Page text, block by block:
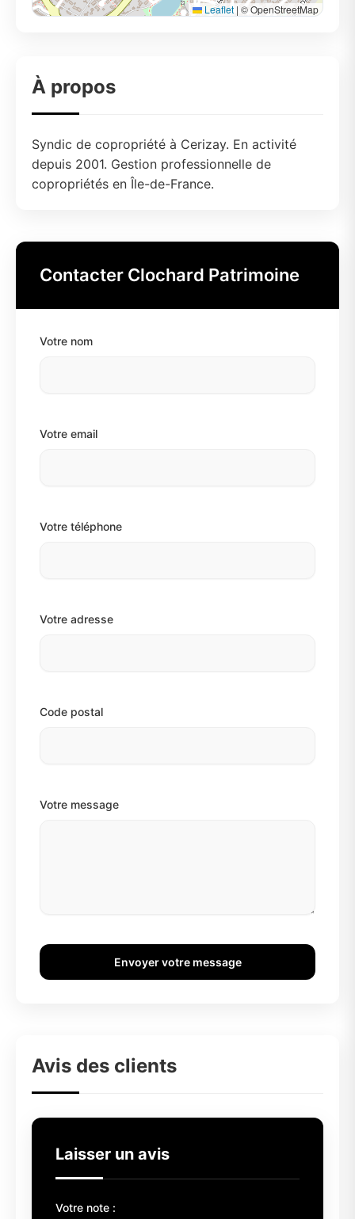
Leaflet | © OpenStreetMap
À propos
Syndic de copropriété à Cerizay. En activité
depuis 2001. Gestion professionnelle de
copropriétés en Île-de-France.
Contacter Clochard Patrimoine
Votre nom
Votre email
Votre téléphone
Votre adresse
Code postal
Votre message
Envoyer votre message
Avis des clients
Laisser un avis
Votre note :